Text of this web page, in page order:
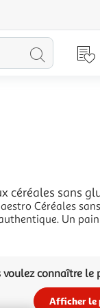
Lancer
céréales sans
Céréales
Un
de levain et de
sans lactose, sans
voulez connaître le
Afficher le